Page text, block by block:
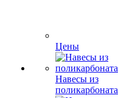
Цены
Навесы из
поликарбоната